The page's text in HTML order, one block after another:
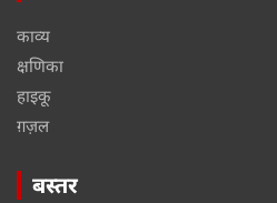
काव्य
क्षणिका
हाइकू
ग़ज़ल
बस्तर